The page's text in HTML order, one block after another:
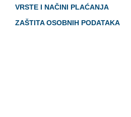
VRSTE I NAČINI PLAĆANJA
ZAŠTITA OSOBNIH PODATAKA